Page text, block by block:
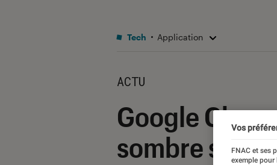
Tech Application
ACTU
Google
sombre sur
Vos
FNAC et ses
exemple